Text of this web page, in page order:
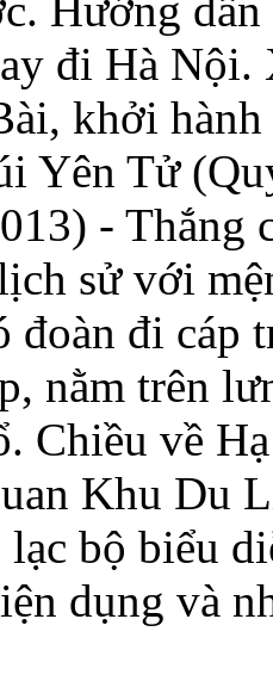
Hướng
đi Hà
khởi
Yên Tử
- Thắng
sử với
đoàn đi
nằm trên
Chiều về
Khu Du
bộ biểu
dụng và